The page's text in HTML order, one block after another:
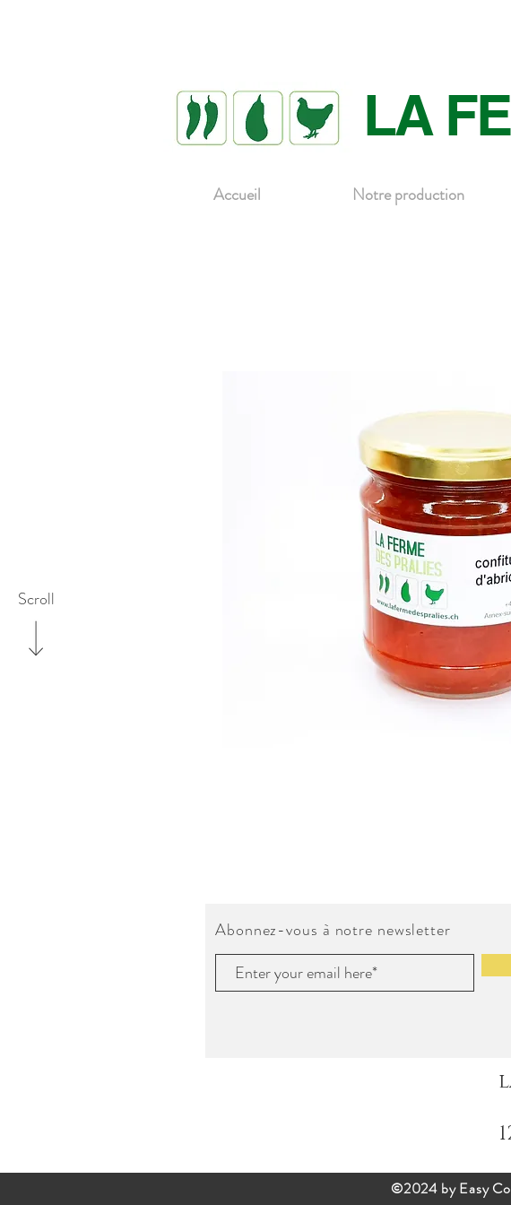
LA
Scroll
Accueil Notre production
Abonnez-vous à notre newsletter
©2024 by Easy